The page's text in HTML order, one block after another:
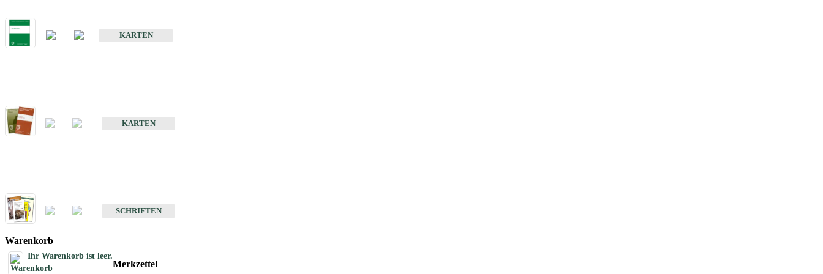
KARTEN
KARTEN
SCHRIFTEN
Warenkorb
Ihr Warenkorb ist leer.
Merkzettel